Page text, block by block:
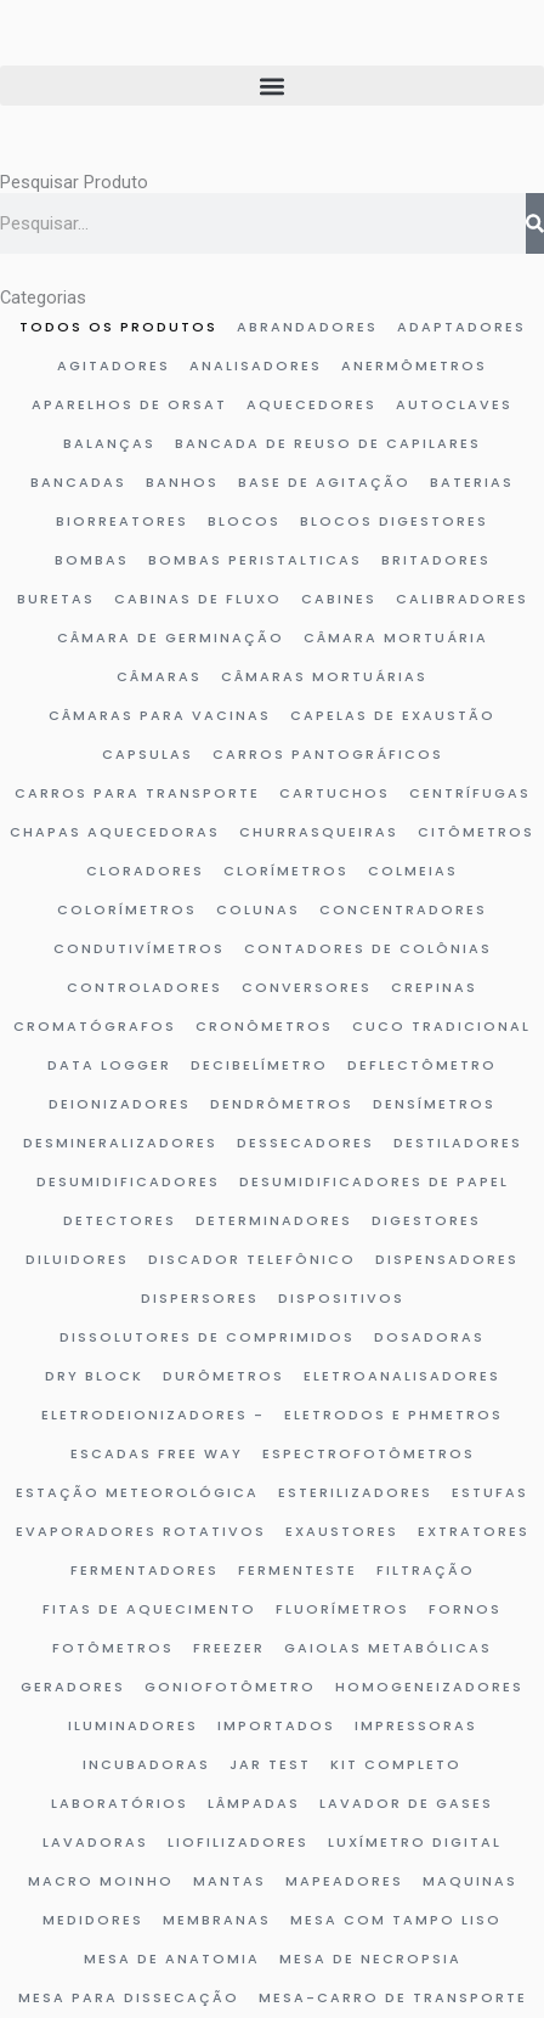
Pesquisar Produto
Categorias
ABRANDADORES ADAPTADORES
AGITADORES ANALISADORES ANERMÔMETROS
APARELHOS DE ORSAT AQUECEDORES AUTOCLAVES
BALANÇAS BANCADA DE REUSO DE CAPILARES
BANCADAS BANHOS BASE DE AGITAÇÃO BATERIAS
BIORREATORES BLOCOS BLOCOS DIGESTORES
BOMBAS BOMBAS PERISTALTICAS BRITADORES
BURETAS CABINAS DE FLUXO CABINES CALIBRADORES
CÂMARA DE GERMINAÇÃO CÂMARA MORTUÁRIA
CÂMARAS CÂMARAS MORTUÁRIAS
CÂMARAS PARA VACINAS CAPELAS DE EXAUSTÃO
CAPSULAS CARROS PANTOGRÁFICOS
CARROS PARA TRANSPORTE CARTUCHOS CENTRÍFUGAS
CHAPAS AQUECEDORAS CHURRASQUEIRAS CITÔMETROS
CLORADORES CLORÍMETROS COLMEIAS
COLORÍMETROS COLUNAS CONCENTRADORES
CONDUTIVÍMETROS CONTADORES DE COLÔNIAS
CONTROLADORES CONVERSORES CREPINAS
CROMATÓGRAFOS CRONÔMETROS CUCO TRADICIONAL
DATA LOGGER DECIBELÍMETRO DEFLECTÔMETRO
DEIONIZADORES DENDRÔMETROS DENSÍMETROS
DESMINERALIZADORES DESSECADORES DESTILADORES
DESUMIDIFICADORES DESUMIDIFICADORES DE PAPEL
DETECTORES DETERMINADORES DIGESTORES
DILUIDORES DISCADOR TELEFÔNICO DISPENSADORES
DISPERSORES DISPOSITIVOS
DISSOLUTORES DE COMPRIMIDOS DOSADORAS
DRY BLOCK DURÔMETROS ELETROANALISADORES
ELETRODEIONIZADORES - ELETRODOS E PHMETROS
ESCADAS FREE WAY ESPECTROFOTÔMETROS
ESTAÇÃO METEOROLÓGICA ESTERILIZADORES ESTUFAS
EVAPORADORES ROTATIVOS EXAUSTORES EXTRATORES
FERMENTADORES FERMENTESTE FILTRAÇÃO
FITAS DE AQUECIMENTO FLUORÍMETROS FORNOS
FOTÔMETROS FREEZER GAIOLAS METABÓLICAS
GERADORES GONIOFOTÔMETRO HOMOGENEIZADORES
ILUMINADORES IMPORTADOS IMPRESSORAS
INCUBADORAS JAR TEST KIT COMPLETO
LABORATÓRIOS LÂMPADAS LAVADOR DE GASES
LAVADORAS LIOFILIZADORES LUXÍMETRO DIGITAL
MACRO MOINHO MANTAS MAPEADORES MAQUINAS
MEDIDORES MEMBRANAS MESA COM TAMPO LISO
MESA DE ANATOMIA MESA DE NECROPSIA
MESA PARA DISSECAÇÃO MESA-CARRO DE TRANSPORTE
TODOS OS PRODUTOS